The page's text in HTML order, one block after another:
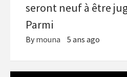
seront neuf à être
Parmi
By mouna 5 ans ago